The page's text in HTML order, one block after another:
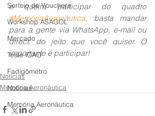
Sorteio de Vouchers
Workshop ASAGOL
Mercado
Teste ICAO
Fadigômetro
Notícias
Memória Aeronáutica
e queira participar do quadro
#MemóriaAeronáutica, basta mandar
para a gente via WhatsApp, e-mail ou
direct, do jeito que você quiser. O
importante é participar!
Notícias
Memória Aeronáutica